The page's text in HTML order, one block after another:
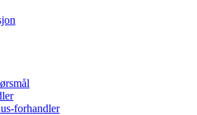
forhandler